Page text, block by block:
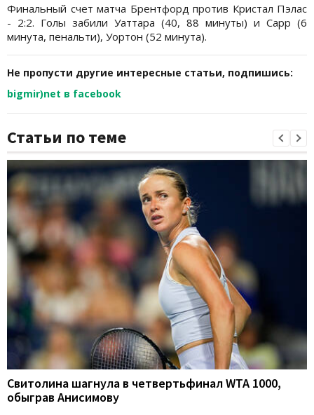
Финальный счет матча Брентфорд против Кристал Пэлас
- 2:2. Голы забили Уаттара (40, 88 минуты) и Сарр (6
минута, пенальти), Уортон (52 минута).
Не пропусти другие интересные статьи, подпишись:
bigmir)net в facebook
Статьи по теме
Свитолина шагнула в четвертьфинал WTA 1000,
обыграв Анисимову